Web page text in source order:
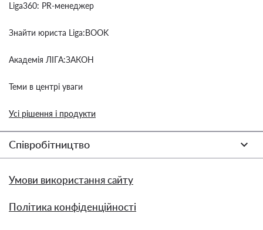
Liga360: PR-менеджер
Знайти юриста Liga:BOOK
Академія ЛІГА:ЗАКОН
Теми в центрі уваги
Усі рішення і продукти
Співробітництво
Умови використання сайту
Політика конфіденційності